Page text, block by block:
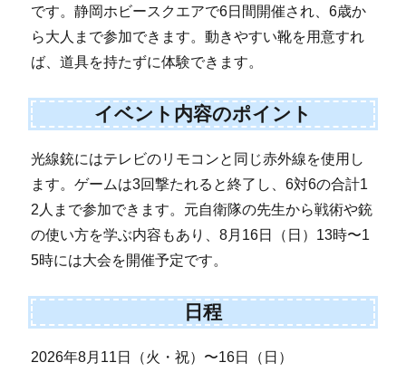
です。静岡ホビースクエアで6日間開催され、6歳か
ら大人まで参加できます。動きやすい靴を用意すれ
ば、道具を持たずに体験できます。
イベント内容のポイント
光線銃にはテレビのリモコンと同じ赤外線を使用し
ます。ゲームは3回撃たれると終了し、6対6の合計1
2人まで参加できます。元自衛隊の先生から戦術や銃
の使い方を学ぶ内容もあり、8月16日（日）13時〜1
5時には大会を開催予定です。
日程
2026年8月11日（火・祝）〜16日（日）